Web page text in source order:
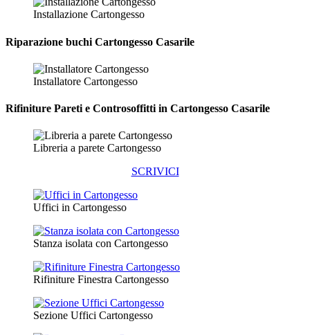
Installazione Cartongesso
Riparazione buchi Cartongesso Casarile
Installatore Cartongesso
Rifiniture Pareti e Controsoffitti in Cartongesso Casarile
Libreria a parete Cartongesso
SCRIVICI
Uffici in Cartongesso
Stanza isolata con Cartongesso
Rifiniture Finestra Cartongesso
Sezione Uffici Cartongesso